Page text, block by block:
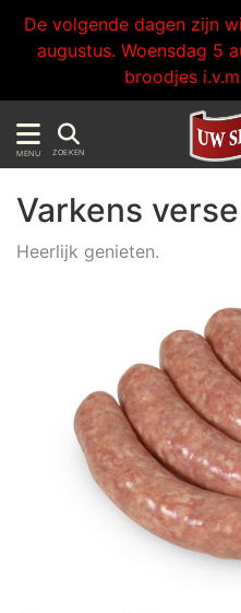
De volgende dagen zijn
augustus. Woensdag 5
broodjes
MENU ZOEKEN
Varkens
Heerlijk genieten.